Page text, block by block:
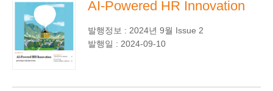
AI-Powered HR Innovation
발행정보 : 2024년 9월 Issue 2
발행일 : 2024-09-10